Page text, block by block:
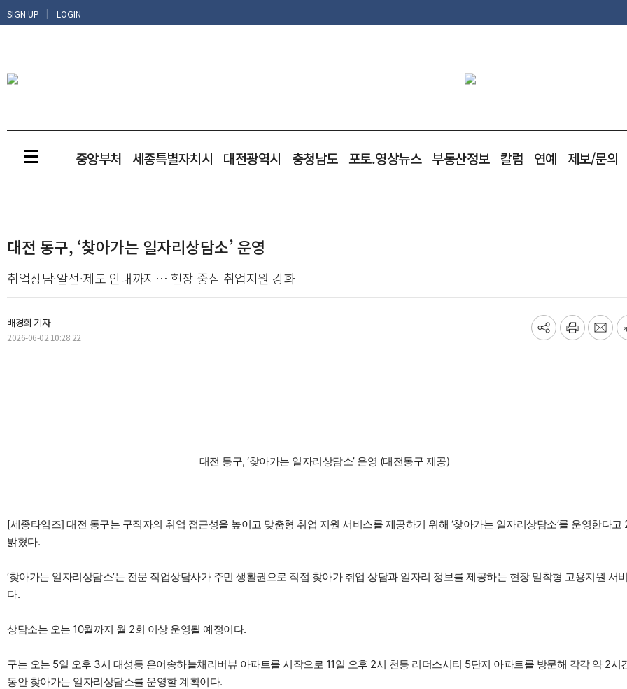
SIGN UP | LOGIN
중앙부처 세종특별자치시 대전광역시 충청남도 포토.영상뉴스 부동산정보 칼럼 연예 제보/문의
대전 동구, ‘찾아가는 일자리상담소’ 운영
취업상담·알선·제도 안내까지… 현장 중심 취업지원 강화
배경희 기자
2026-06-02 10:28:22
기
프
메
대전 동구, ‘찾아가는 일자리상담소’ 운영 (대전동구 제공)
[세종타임즈] 대전 동구는 구직자의 취업 접근성을 높이고 맞춤형 취업 지원 서비스를 제공하기 위해 ‘찾아가는 일자리상담소’를 운영한다고
밝혔다.
‘찾아가는 일자리상담소’는 전문 직업상담사가 주민 생활권으로 직접 찾아가 취업 상담과 일자리 정보를 제공하는 현장 밀착형 고용지원 서
다.
상담소는 오는 10월까지 월 2회 이상 운영될 예정이다.
구는 오는 5일 오후 3시 대성동 은어송하늘채리버뷰 아파트를 시작으로 11일 오후 2시 천동 리더스시티 5단지 아파트를 방문해 각각 약 2시
동안 찾아가는 일자리상담소를 운영할 계획이다.